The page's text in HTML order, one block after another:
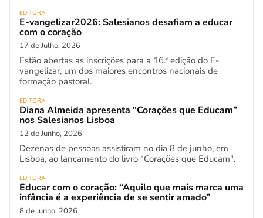
EDITORA
E-vangelizar2026: Salesianos desafiam a educar
com o coração
17 de Julho, 2026
Estão abertas as inscrições para a 16.ª edição do E-
vangelizar, um dos maiores encontros nacionais de
formação pastoral.
EDITORA
Diana Almeida apresenta “Corações que Educam”
nos Salesianos Lisboa
12 de Junho, 2026
Dezenas de pessoas assistiram no dia 8 de junho, em
Lisboa, ao lançamento do livro “Corações que Educam".
EDITORA
Educar com o coração: “Aquilo que mais marca uma
infância é a experiência de se sentir amado”
8 de Junho, 2026